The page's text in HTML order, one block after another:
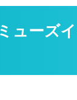
ューズ